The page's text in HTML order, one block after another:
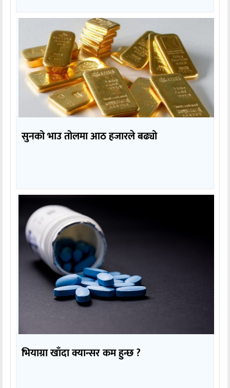
सुनको भाउ तोलमा आठ हजारले बढ्यो
भियाग्रा खाँदा क्यान्सर कम हुन्छ ?